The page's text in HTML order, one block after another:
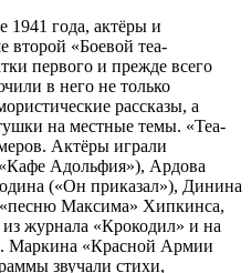
1941 года, актёры и
«Боевой теа-
первого и прежде всего
в него не только
рассказы, а
на местные темы. «Теа-
Актёры играли
Адольфия»), Ардова
(«Он приказал»), Динина
Максима» Хипкинса,
журнала «Крокодил» и на
Маркина «Красной Армии
звучали стихи,